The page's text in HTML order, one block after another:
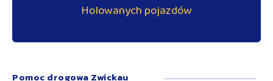
Holowanych pojazdów
Pomoc drogowa Zwickau